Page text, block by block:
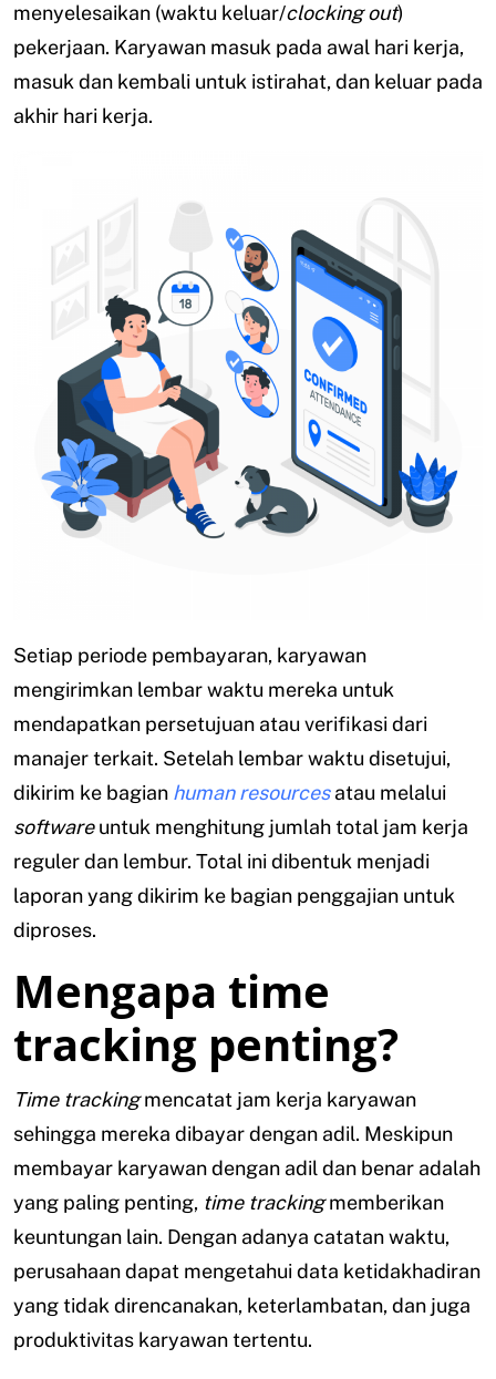
menyelesaikan (waktu keluar/clocking out)
pekerjaan. Karyawan masuk pada awal hari kerja,
masuk dan kembali untuk istirahat, dan keluar pada
akhir hari kerja.
Setiap periode pembayaran, karyawan
mengirimkan lembar waktu mereka untuk
mendapatkan persetujuan atau verifikasi dari
manajer terkait. Setelah lembar waktu disetujui,
dikirim ke bagian human resources atau melalui
softwareuntuk menghitung jumlah total jam kerja
reguler dan lembur. Total ini dibentuk menjadi
laporan yang dikirim ke bagian penggajian untuk
diproses.
Mengapa time
tracking penting?
Time trackingmencatat jam kerja karyawan
sehingga mereka dibayar dengan adil. Meskipun
membayar karyawan dengan adil dan benar adalah
yang paling penting, time trackingmemberikan
keuntungan lain. Dengan adanya catatan waktu,
perusahaan dapat mengetahui data ketidakhadiran
yang tidak direncanakan, keterlambatan, dan juga
produktivitas karyawan tertentu.